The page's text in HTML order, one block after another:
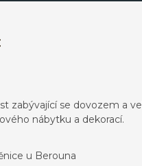
zabývající se dovozem a
nábytku a dekorací.
u Berouna